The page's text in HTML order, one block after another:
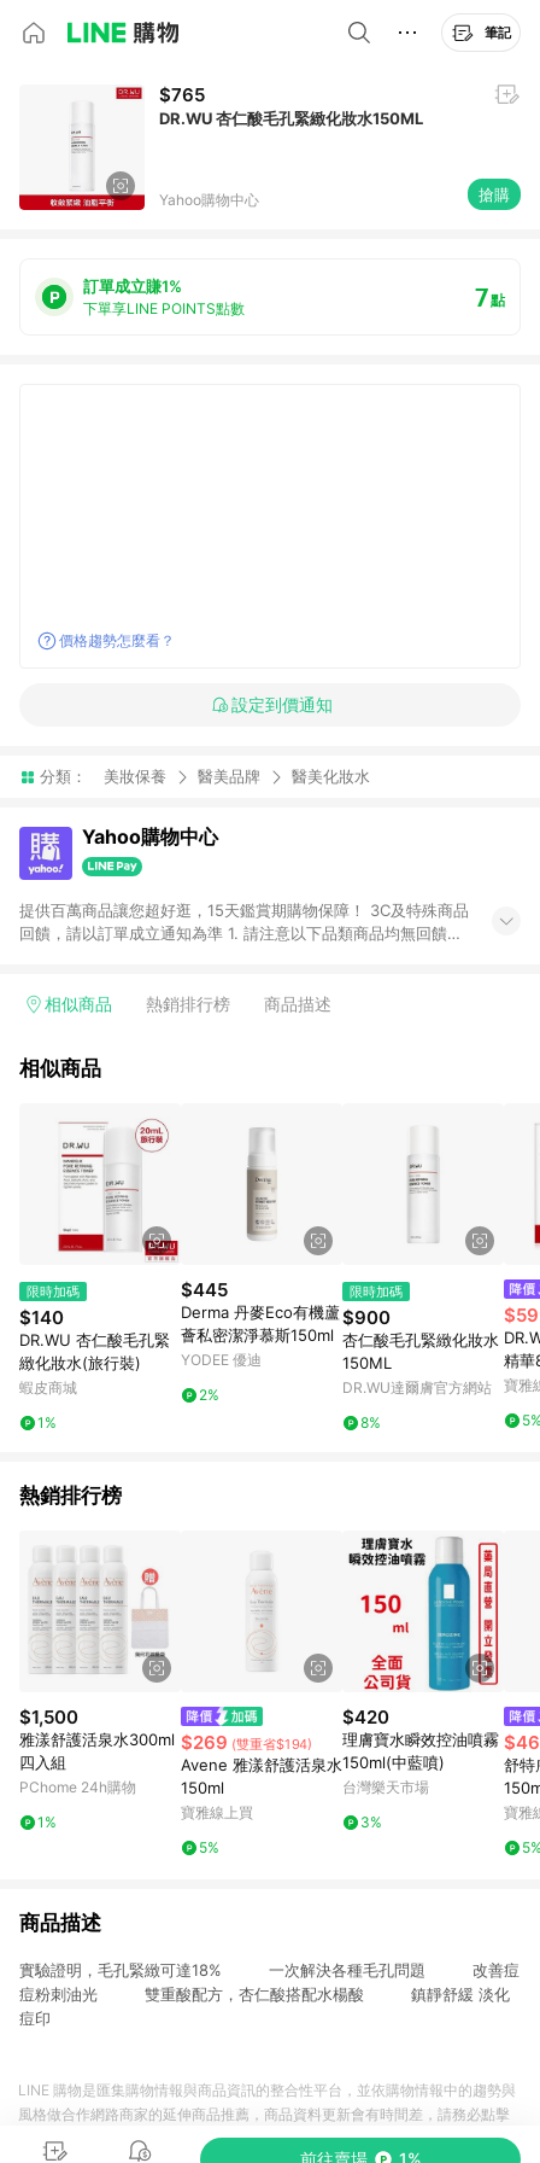
筆記
$765
DR.WU 杏仁酸毛孔緊緻化妝水150ML
Yahoo購物中心 搶購
訂單成立賺1%
下單享LINE POINTS點數 7點
價格趨勢怎麼看？
設定到價通知
分類： 美妝保養 醫美品牌 醫美化妝水
Yahoo購物中心
提供百萬商品讓您超好逛，15天鑑賞期購物保障！ 3C及特殊商品
回饋，請以訂單成立通知為準 1. 請注意以下品類商品均無回饋：
電玩/遊戲/相機/單眼/鏡頭/拍立得 [2024/6/1起適用] -內接硬
的購回饋活動享Yahoo超贈點回饋者 - 購物中心商店之商品：商
3. 訂單回饋金額將扣除運費/購物金/超贈點/福利金/紅利折抵/折
價券等虛擬貨幣折抵 4. 大宗採購或批發轉賣不具回饋資格： 如
有相關事證認定您為大宗採購、批發轉賣而非最終消費使用者，
相關認定以Yahoo購物中心之認定為準
相似商品 熱銷排行榜 商品描述
相似商品
限時加碼
$140
DR.WU 杏仁酸毛孔緊
緻化妝水(旅行裝)
蝦皮商城
1%
$445
Derma 丹麥Eco有機蘆
薈私密潔淨慕斯150ml
YODEE 優迪
2%
限時加碼
$900
杏仁酸毛孔緊緻化妝水
150ML
DR.WU達爾膚官方網站
8%
精華
寶雅
熱銷排行榜
$1,500
雅漾舒護活泉水300ml
四入組
PChome 24h購物
1%
$269 (雙重省$194)
Avene 雅漾舒護活泉水
150ml
寶雅線上買
5%
$420
理膚寶水瞬效控油噴霧
150ml(中藍噴)
台灣樂天市場
3%
舒特
寶雅
商品描述
實驗證明，毛孔緊緻可達18% 一次解決各種毛孔問題 改善痘
痘粉刺油光 雙重酸配方，杏仁酸搭配水楊酸 鎮靜舒緩 淡化
痘印
前往賣場 1%
LINE 購物是匯集購物情報與商品資訊的整合性平台，並依購物情報中的趨勢與
風格做合作網路商家的延伸商品推薦，商品資料更新會有時間差，請務必點擊
商品至各合作網路商家，確認現售價與購物條件，一切資訊以合作廠商網頁為